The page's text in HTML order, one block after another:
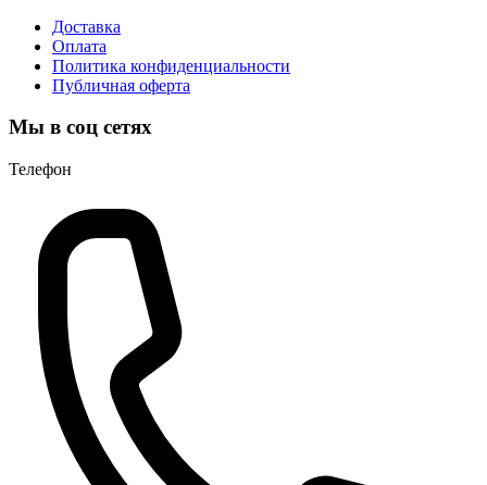
Доставка
Оплата
Политика конфиденциальности
Публичная оферта
Мы в соц сетях
Телефон